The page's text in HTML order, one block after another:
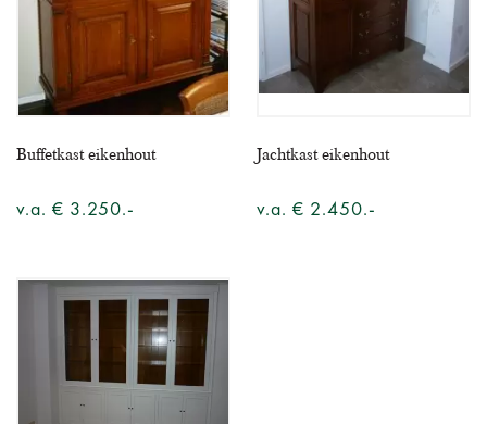
Buffetkast eikenhout
v.a. € 3.250.-
Jachtkast eikenhout
v.a. € 2.450.-